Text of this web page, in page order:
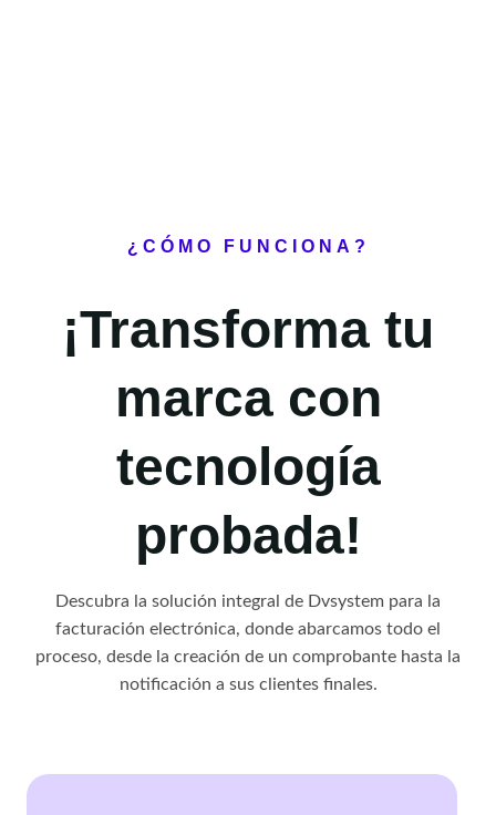
¿CÓMO FUNCIONA?
¡Transforma tu
marca con
tecnología
probada!
Descubra la solución integral de Dvsystem para la
facturación electrónica, donde abarcamos todo el
proceso, desde la creación de un comprobante hasta la
notificación a sus clientes finales.